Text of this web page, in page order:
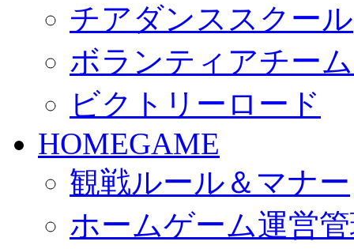
チアダンススクール
ボランティアチー
ビクトリーロード
HOMEGAME
観戦ルール＆マナー
ホームゲーム運営